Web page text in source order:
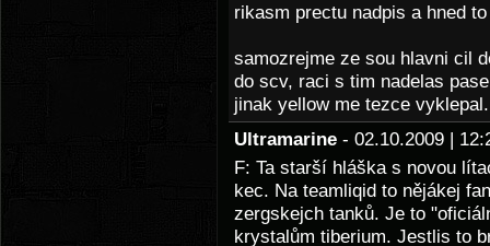
rikasm prectu nadpis a hned
samozrejme ze sou hlavni cil
do scv, raci s tim nadelas
jinak yellow me tezce
Ultramarine - 02.10.2009 |
F: Ta starší hláška s novou
kec. Na teamliqid to nějákej
zergskejch tanků. Je to
krystalům tiberium. Jestlis to